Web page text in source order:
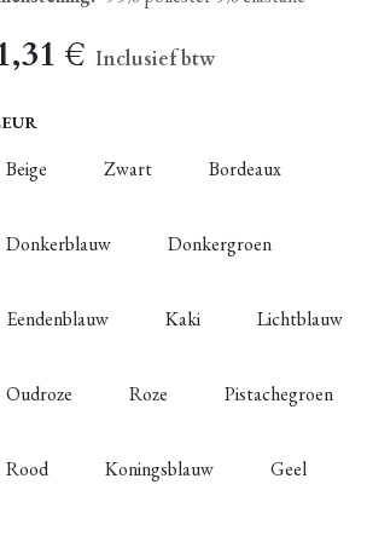
€ Inclusief btw
Beige Zwart Bordeaux
Donkerblauw Donkergroen
Eendenblauw Kaki Lichtblauw
Oudroze Roze Pistachegroen
Rood Koningsblauw Geel